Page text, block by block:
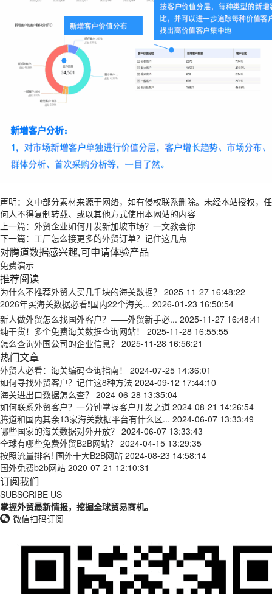
声明：文中部分素材来源于网络，如有侵权联系删除。未经本站授权，任
何人不得复制转载、或以其他方式使用本网站的内容
上一篇： 外贸企业如何开发新加坡市场？一文教会你
下一篇： 工厂怎么接更多的外贸订单？记住这几点
对腾道数据感兴趣,可申请体验产品
免费演示
推荐阅读
为什么不推荐外贸人买几千块的海关数据？ 2025-11-27 16:48:22
2026年买海关数据必看❗国内22个海关... 2026-01-23 16:50:54
新人做外贸怎么找国外客户？——外贸新手必... 2025-11-27 16:48:41
纯干货！多个免费海关数据查询网站！
2025-11-28 16:55:55
怎么查询外国公司的企业信息？ 2025-11-28 16:56:21
热门文章
外贸人必看：海关编码查询指南！
2024-07-25 14:36:01
如何寻找外贸客户？记住这8种方法 2024-09-12 17:44:10
海关进出口数据怎么查？ 2024-06-28 13:35:04
如何联系外贸客户？一分钟掌握客户开发之道 2024-08-21 14:26:54
腾道和国内其余13家海关数据平台有什么区... 2024-06-07 13:33:49
哪些国家的海关数据对外开放？ 2024-06-07 13:33:43
全球有哪些免费外贸B2B网站？ 2024-04-15 13:29:35
按照流量排名! 国外十大B2B网站 2024-08-23 14:58:14
国外免费b2b网站 2020-07-21 12:10:31
订阅我们
SUBSCRIBE US
掌握外贸最新情报，挖掘全球贸易商机。
微信扫码订阅